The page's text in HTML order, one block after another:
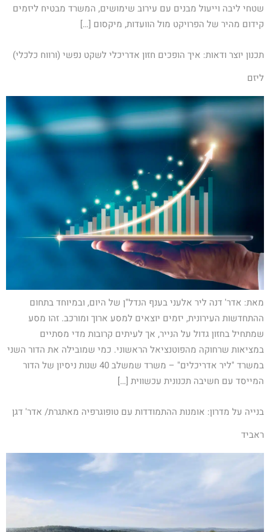
שטחי ליבה וייעול מבנים עם עירוב שימושים, המשרד מבטיח ליזמים
קידום מהיר של הפרויקט מול הוועדות, מיקסום […]
תכנון יוצר ודאות: איך הופכים חזון אדריכלי לשקט נפשי (ורווח כלכלי)
ליזם
מאת: אדר' דנה ליר אלעני בענף הנדל"ן של היום, ובמיוחד בתחום
ההתחדשות העירונית, יזמים יוצאים למסע ארוך ומורכב. זהו מסע
שמתחיל בחזון גדול על הנייר, אך לעיתים קרובות מדי מסתיים
במציאות שרחוקה מהפוטנציאל הראשוני. כמי שמובילה את הדור השני
במשרד "ליר אדריכלים" – משרד שמשלב 40 שנות ניסיון של הדור
המייסד עם חשיבה תכנונית עכשווית […]
בנייה על מדרון: אומנות ההתמודדות עם טופוגרפיה מאתגרת/ אדר' דגן
ראביד